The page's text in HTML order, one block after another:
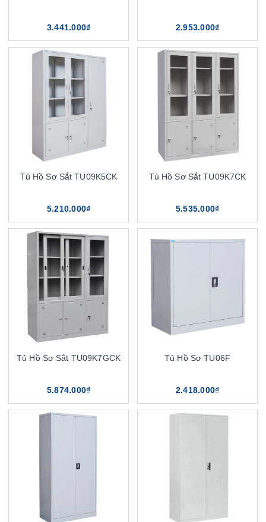
3.441.000₫ 2.953.000₫
Tủ Hồ Sơ Sắt TU09K5CK
5.210.000₫
Tủ Hồ Sơ Sắt TU09K7CK
5.535.000₫
Tủ Hồ Sơ Sắt TU09K7GCK
5.874.000₫
Tủ Hồ Sơ TU06F
2.418.000₫